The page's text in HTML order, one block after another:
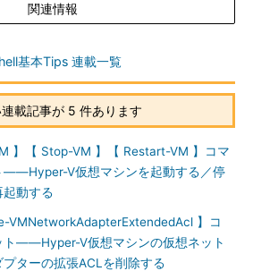
関連情報
基本Tips 連載一覧
載記事が 5 件あります
】【 Stop-VM 】【 Restart-VM 】コマ
――Hyper-V仮想マシンを起動する／停
起動する
VMNetworkAdapterExtendedAcl 】コ
ト――Hyper-V仮想マシンの仮想ネット
プターの拡張ACLを削除する